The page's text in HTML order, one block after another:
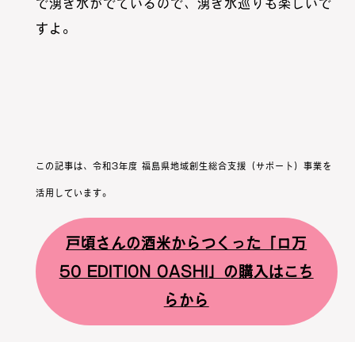
で湧き水がでているので、湧き水巡りも楽しいで
すよ。
この記事は、令和3年度 福島県地域創生総合支援（サポート）事業を
活用しています。
戸頃さんの酒米からつくった「ロ万
50 EDITION OASHI」の購入はこち
らから